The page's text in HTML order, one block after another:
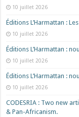
10 juillet 2026
Éditions L’Harmattan :
10 juillet 2026
Éditions L’Harmattan :
10 juillet 2026
Éditions L’Harmattan :
10 juillet 2026
CODESRIA : Two new
& Pan-Africanism.